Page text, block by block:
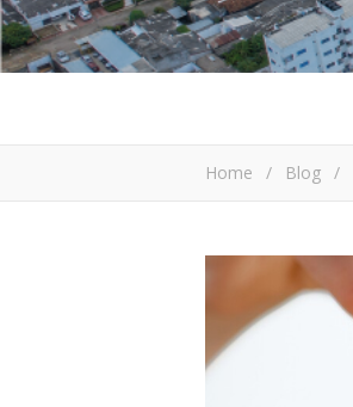
Home / Blog /